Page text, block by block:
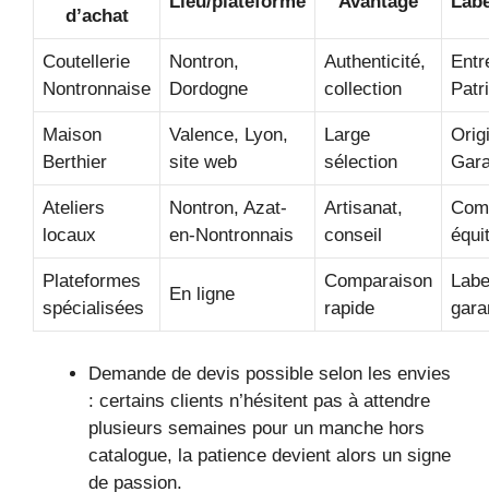
d’achat
Coutellerie
Nontronnaise
Nontron,
Dordogne
Authenticité,
collection
Maison
Berthier
Valence, Lyon,
site web
Large
sélection
Ateliers
locaux
Nontron, Azat-
en-Nontronnais
Artisanat,
conseil
Plateformes
spécialisées
En ligne
Comparaison
rapide
Demande de devis possible selon les envies
: certains clients n’hésitent pas à attendre
plusieurs semaines pour un manche hors
catalogue, la patience devient alors un signe
de passion.